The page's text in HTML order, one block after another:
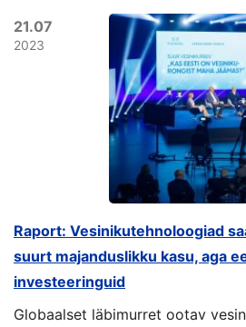
21.07
2023
Raport: Vesinikutehnoloogiad
suurt majanduslikku kasu, aga
investeeringuid
Globaalset läbimurret ootav